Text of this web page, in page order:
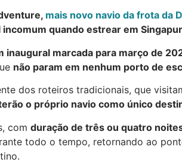
mais novo navio da frota da
quando estrear em
inaugural marcada para março de
não param em nenhum porto de
dos roteiros tradicionais, que
o próprio navio como único
com duração de três ou quatro
todo o tempo, retornando ao